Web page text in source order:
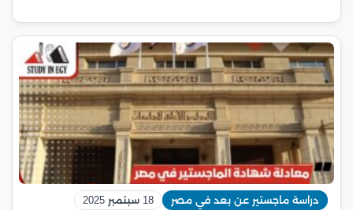
دراسة ماجستير عن بعد في مصر 18 سبتمبر 2025